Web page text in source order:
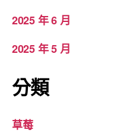
2025 年 6 月
2025 年 5 月
分類
草莓